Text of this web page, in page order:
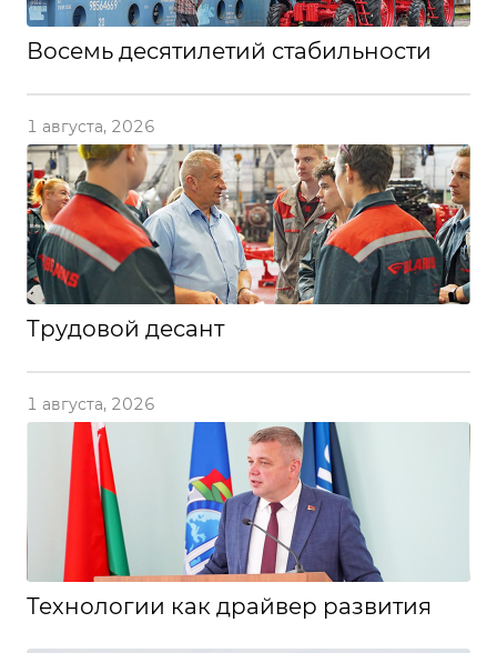
Восемь десятилетий стабильности
1 августа, 2026
Трудовой десант
1 августа, 2026
Технологии как драйвер развития